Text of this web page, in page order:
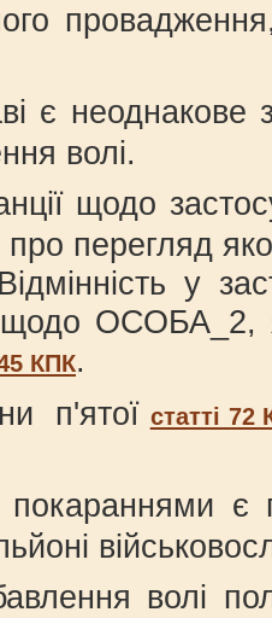
є
волі.
щодо
перегляд
у
щодо
КПК.
п'ятої статті 72
є
волі